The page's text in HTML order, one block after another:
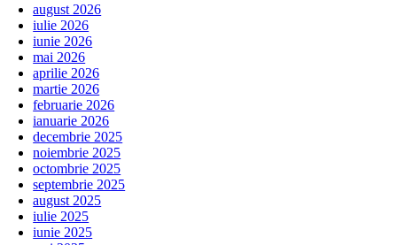
august 2026
iulie 2026
iunie 2026
mai 2026
aprilie 2026
martie 2026
februarie 2026
ianuarie 2026
decembrie 2025
noiembrie 2025
octombrie 2025
septembrie 2025
august 2025
iulie 2025
iunie 2025